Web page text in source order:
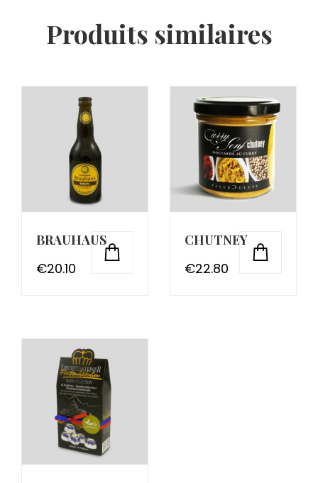
Produits similaires
BRAUHAUS
€20.10
CHUTNEY
€22.80